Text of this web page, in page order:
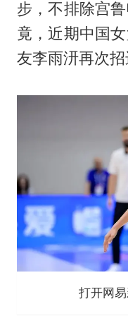
步，不排除宫
竟，近期中国
友李雨汧再次招
打开网